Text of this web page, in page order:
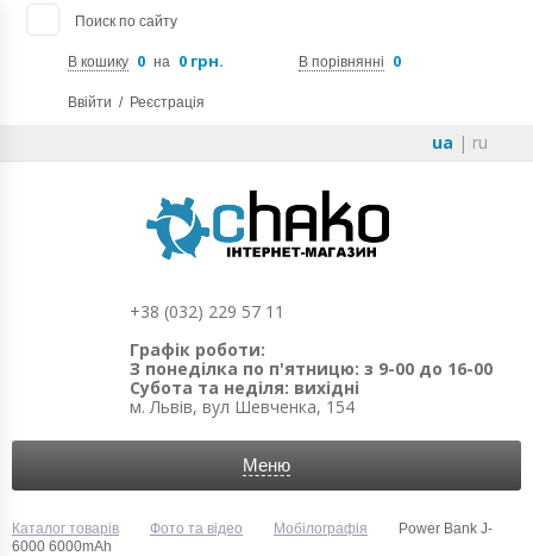
Поиск по сайту
В кошику 0 на 0 грн. В порівнянні 0
Ввійти / Реєстрація
ua | ru
+38 (032) 229 57 11
Графік роботи:
З понеділка по п'ятницю: з 9-00 до 16-00
Субота та неділя: вихідні
м. Львів, вул Шевченка, 154
Меню
Каталог товарів Фото та відео Мобілографія
Power Bank J-
6000 6000mAh